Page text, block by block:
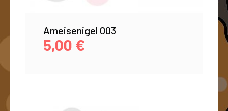
Ameisenigel 003
5,00 €